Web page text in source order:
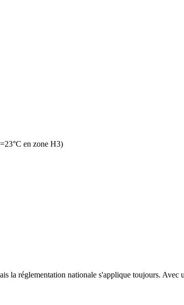
en zone H3)
la réglementation nationale s'applique toujours.